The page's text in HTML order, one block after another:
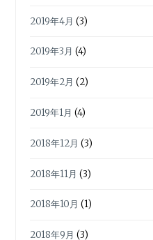
2019年4月 (3)
2019年3月 (4)
2019年2月 (2)
2019年1月 (4)
2018年12月 (3)
2018年11月 (3)
2018年10月 (1)
2018年9月 (3)